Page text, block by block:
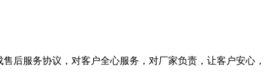
后服务协议，对客户全心服务，对厂家负责，让客户安心，